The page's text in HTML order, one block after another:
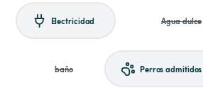
Electricidad Agua dulce
baño Perros admitidos